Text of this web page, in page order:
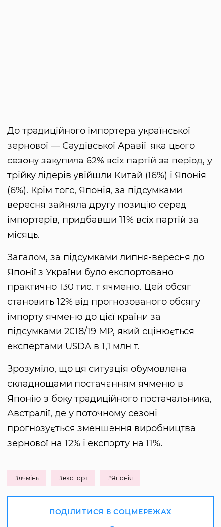
До традиційного імпортера української
зернової — Саудівської Аравії, яка цього
сезону закупила 62% всіх партій за період, у
трійку лідерів увійшли Китай (16%) і Японія
(6%). Крім того, Японія, за підсумками
вересня зайняла другу позицію серед
імпортерів, придбавши 11% всіх партій за
місяць.
Загалом, за підсумками липня-вересня до
Японії з України було експортовано
практично 130 тис. т ячменю. Цей обсяг
становить 12% від прогнозованого обсягу
імпорту ячменю до цієї країни за
підсумками 2018/19 МР, який оцінюється
експертами USDA в 1,1 млн т.
Зрозуміло, що ця ситуація обумовлена
складнощами постачанням ячменю в
Японію з боку традиційного постачальника,
Австралії, де у поточному сезоні
прогнозується зменшення виробництва
зернової на 12% і експорту на 11%.
#ячмінь #експорт #Японія
ПОДІЛИТИСЯ В СОЦМЕРЕЖАХ